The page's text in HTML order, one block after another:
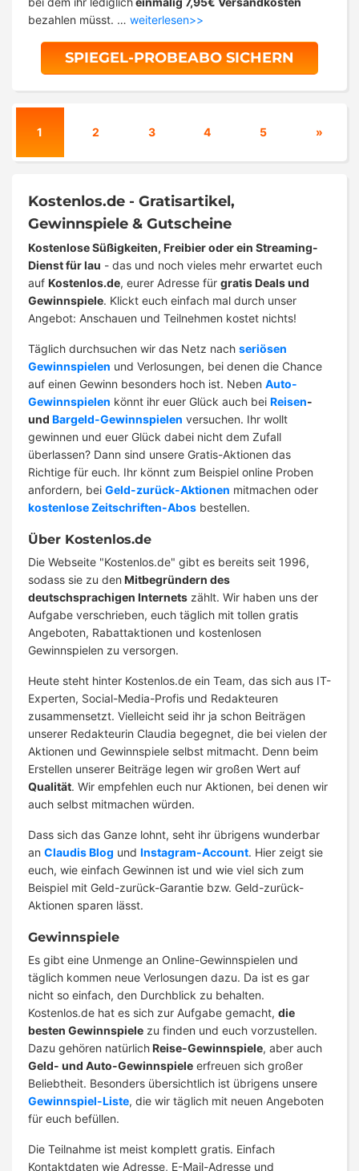
bezahlen müsst. … weiterlesen>>
SPIEGEL-PROBEABO SICHERN
1 2 3 4 5 »
Kostenlos.de - Gratisartikel,
Gewinnspiele & Gutscheine
Kostenlose Süßigkeiten, Freibier oder ein Streaming-
Dienst für lau - das und noch vieles mehr erwartet euch
auf Kostenlos.de, eurer Adresse für gratis Deals und
Gewinnspiele. Klickt euch einfach mal durch unser
Angebot: Anschauen und Teilnehmen kostet nichts!
Täglich durchsuchen wir das Netz nach seriösen
Gewinnspielen und Verlosungen, bei denen die Chance
auf einen Gewinn besonders hoch ist. Neben Auto-
Gewinnspielen könnt ihr euer Glück auch bei Reisen-
und Bargeld-Gewinnspielen versuchen. Ihr wollt
gewinnen und euer Glück dabei nicht dem Zufall
überlassen? Dann sind unsere Gratis-Aktionen das
Richtige für euch. Ihr könnt zum Beispiel online Proben
anfordern, bei Geld-zurück-Aktionen mitmachen oder
kostenlose Zeitschriften-Abos bestellen.
Über Kostenlos.de
Die Webseite "Kostenlos.de" gibt es bereits seit 1996,
sodass sie zu den Mitbegründern des
deutschsprachigen Internets zählt. Wir haben uns der
Aufgabe verschrieben, euch täglich mit tollen gratis
Angeboten, Rabattaktionen und kostenlosen
Gewinnspielen zu versorgen.
Heute steht hinter Kostenlos.de ein Team, das sich aus IT-
Experten, Social-Media-Profis und Redakteuren
zusammensetzt. Vielleicht seid ihr ja schon Beiträgen
unserer Redakteurin Claudia begegnet, die bei vielen der
Aktionen und Gewinnspiele selbst mitmacht. Denn beim
Erstellen unserer Beiträge legen wir großen Wert auf
Qualität. Wir empfehlen euch nur Aktionen, bei denen wir
auch selbst mitmachen würden.
Dass sich das Ganze lohnt, seht ihr übrigens wunderbar
an Claudis Blog und Instagram-Account. Hier zeigt sie
euch, wie einfach Gewinnen ist und wie viel sich zum
Beispiel mit Geld-zurück-Garantie bzw. Geld-zurück-
Aktionen sparen lässt.
Gewinnspiele
Es gibt eine Unmenge an Online-Gewinnspielen und
täglich kommen neue Verlosungen dazu. Da ist es gar
nicht so einfach, den Durchblick zu behalten.
Kostenlos.de hat es sich zur Aufgabe gemacht, die
besten Gewinnspiele zu finden und euch vorzustellen.
Dazu gehören natürlichReise-Gewinnspiele, aber auch
Geld- und Auto-Gewinnspiele erfreuen sich großer
Beliebtheit. Besonders übersichtlich ist übrigens unsere
Gewinnspiel-Liste, die wir täglich mit neuen Angeboten
für euch befüllen.
Die Teilnahme ist meist komplett gratis. Einfach
Kontaktdaten wie Adresse, E-Mail-Adresse und